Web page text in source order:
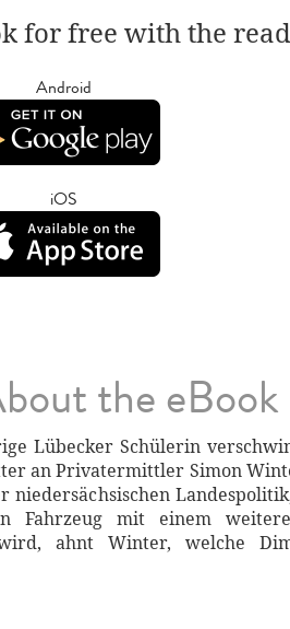
for free with the
Android
iOS
the eBook
Lübecker Schülerin
an Privatermittler Simon
Fahrzeug mit einem
ahnt Winter, welche